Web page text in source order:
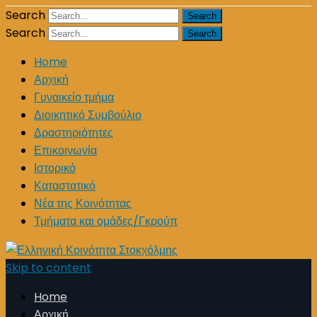
Search
Search
Home
Αρχική
Γυναικείο τμήμα
Διοικητικό Συμβούλιο
Δραστηριότητες
Επικοινωνία
Ιστορικό
Καταστατικό
Νέα της Κοινότητας
Τμήματα και ομάδες/Γκρούπ
Skip to content
Home